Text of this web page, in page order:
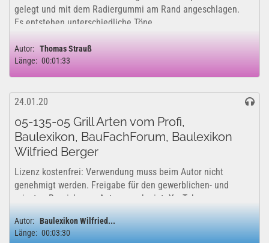
gelegt und mit dem Radiergummi am Rand angeschlagen.
Es entstehen unterschiedliche Töne,...
Autor: Thomas Strauß
Länge: 00:01:33
24.01.20
05-135-05 Grill Arten vom Profi,
Baulexikon, BauFachForum, Baulexikon
Wilfried Berger
Lizenz kostenfrei: Verwendung muss beim Autor nicht
genehmigt werden. Freigabe für den gewerblichen- und
privaten Bereich vom Autor genehmigt. YouTube
Lizenzfreigabe: Das Projekt kann uneingeschränkt für...
Autor: Baulexikon Wilfried...
Länge: 00:03:30